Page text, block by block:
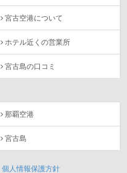
宮古空港について
ホテル近くの営業所
宮古島の口コミ
那覇空港
宮古島
個人情報保護方針